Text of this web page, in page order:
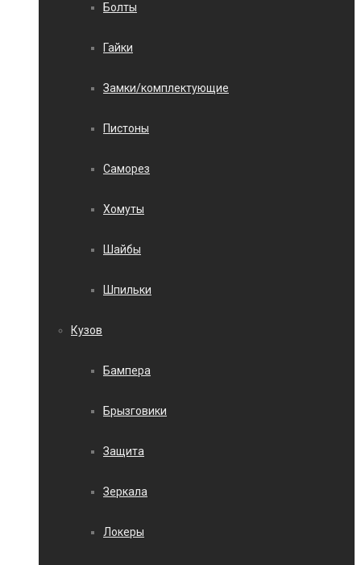
Болты
Гайки
Замки/комплектующие
Пистоны
Саморез
Хомуты
Шайбы
Шпильки
Кузов
Бампера
Брызговики
Защита
Зеркала
Локеры